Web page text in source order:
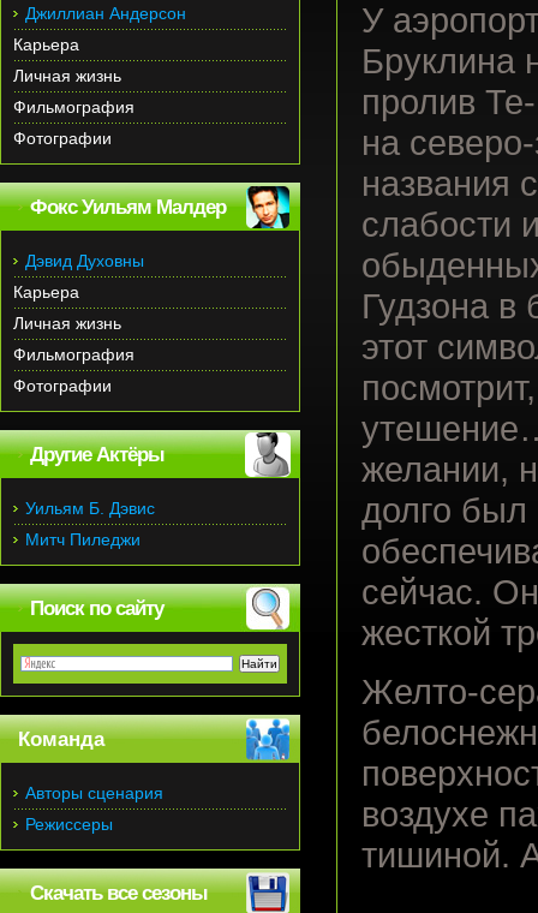
У
Бруклина
пролив
на
названия
слабости
Гудзона в
этот
желании,
долго
сейчас.
жесткой
Желто-
воздухе
тишиной.
Джиллиан Андерсон
Карьера
Личная жизнь
Фильмография
Фотографии
Фокс Уильям Малдер
Дэвид Духовны
Карьера
Личная жизнь
Фильмография
Фотографии
Другие Актёры
Уильям Б. Дэвис
Митч Пиледжи
Поиск по сайту
Команда
Авторы сценария
Режиссеры
Скачать все сезоны